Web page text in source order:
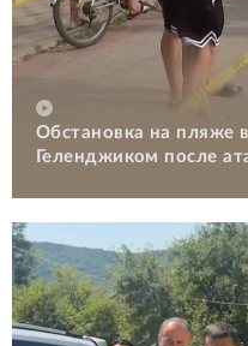
Обстановка на пляже
Геленджиком после